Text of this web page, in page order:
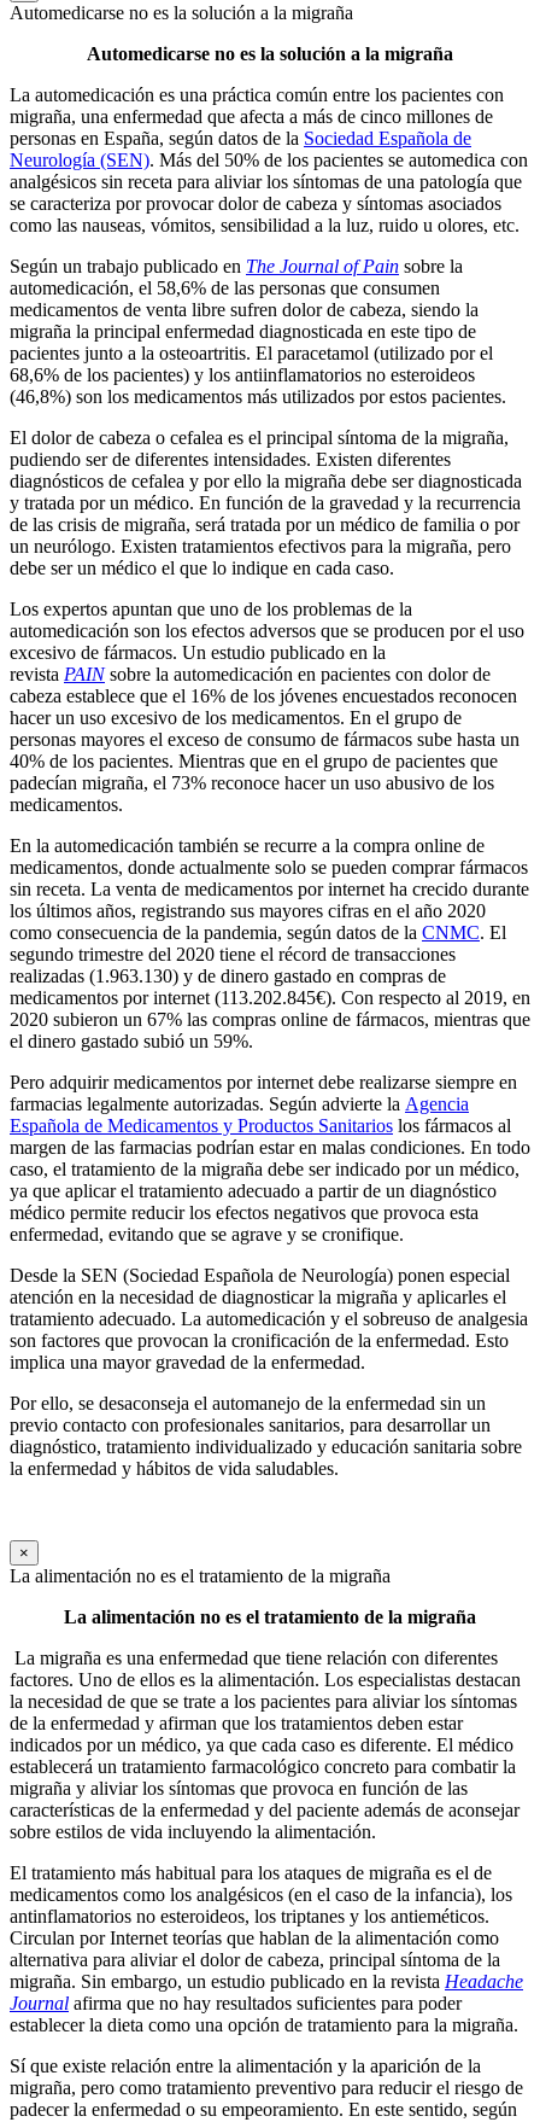
Automedicarse no es la solución a la migraña
Automedicarse no es la solución a la migraña
La automedicación es una práctica común entre los pacientes con
migraña, una enfermedad que afecta a más de cinco millones de
personas en España, según datos de la Sociedad Española de
Neurología (SEN). Más del 50% de los pacientes se automedica con
analgésicos sin receta para aliviar los síntomas de una patología que
se caracteriza por provocar dolor de cabeza y síntomas asociados
como las nauseas, vómitos, sensibilidad a la luz, ruido u olores, etc.
Según un trabajo publicado en The Journal of Pain sobre la
automedicación, el 58,6% de las personas que consumen
medicamentos de venta libre sufren dolor de cabeza, siendo la
migraña la principal enfermedad diagnosticada en este tipo de
pacientes junto a la osteoartritis. El paracetamol (utilizado por el
68,6% de los pacientes) y los antiinflamatorios no esteroideos
(46,8%) son los medicamentos más utilizados por estos pacientes.
El dolor de cabeza o cefalea es el principal síntoma de la migraña,
pudiendo ser de diferentes intensidades. Existen diferentes
diagnósticos de cefalea y por ello la migraña debe ser diagnosticada
y tratada por un médico. En función de la gravedad y la recurrencia
de las crisis de migraña, será tratada por un médico de familia o por
un neurólogo. Existen tratamientos efectivos para la migraña, pero
debe ser un médico el que lo indique en cada caso.
Los expertos apuntan que uno de los problemas de la
automedicación son los efectos adversos que se producen por el uso
excesivo de fármacos. Un estudio publicado en la
revista PAINsobre la automedicación en pacientes con dolor de
cabeza establece que el 16% de los jóvenes encuestados reconocen
hacer un uso excesivo de los medicamentos. En el grupo de
personas mayores el exceso de consumo de fármacos sube hasta un
40% de los pacientes. Mientras que en el grupo de pacientes que
padecían migraña, el 73% reconoce hacer un uso abusivo de los
medicamentos.
En la automedicación también se recurre a la compra online de
medicamentos, donde actualmente solo se pueden comprar fármacos
sin receta. La venta de medicamentos por internet ha crecido durante
los últimos años, registrando sus mayores cifras en el año 2020
como consecuencia de la pandemia, según datos de la CNMC. El
segundo trimestre del 2020 tiene el récord de transacciones
realizadas (1.963.130) y de dinero gastado en compras de
medicamentos por internet (113.202.845€). Con respecto al 2019, en
2020 subieron un 67% las compras online de fármacos, mientras que
el dinero gastado subió un 59%.
Pero adquirir medicamentos por internet debe realizarse siempre en
farmacias legalmente autorizadas. Según advierte la Agencia
Española de Medicamentos y Productos Sanitarios los fármacos al
margen de las farmacias podrían estar en malas condiciones. En todo
caso, el tratamiento de la migraña debe ser indicado por un médico,
ya que aplicar el tratamiento adecuado a partir de un diagnóstico
médico permite reducir los efectos negativos que provoca esta
enfermedad, evitando que se agrave y se cronifique.
Desde la SEN (Sociedad Española de Neurología) ponen especial
atención en la necesidad de diagnosticar la migraña y aplicarles el
tratamiento adecuado. La automedicación y el sobreuso de analgesia
son factores que provocan la cronificación de la enfermedad. Esto
implica una mayor gravedad de la enfermedad.
Por ello, se desaconseja el automanejo de la enfermedad sin un
previo contacto con profesionales sanitarios, para desarrollar un
diagnóstico, tratamiento individualizado y educación sanitaria sobre
la enfermedad y hábitos de vida saludables.
×
La alimentación no es el tratamiento de la migraña
La alimentación no es el tratamiento de la migraña
La migraña es una enfermedad que tiene relación con diferentes
factores. Uno de ellos es la alimentación. Los especialistas destacan
la necesidad de que se trate a los pacientes para aliviar los síntomas
de la enfermedad y afirman que los tratamientos deben estar
indicados por un médico, ya que cada caso es diferente. El médico
establecerá un tratamiento farmacológico concreto para combatir la
migraña y aliviar los síntomas que provoca en función de las
características de la enfermedad y del paciente además de aconsejar
sobre estilos de vida incluyendo la alimentación.
El tratamiento más habitual para los ataques de migraña es el de
medicamentos como los analgésicos (en el caso de la infancia), los
antinflamatorios no esteroideos, los triptanes y los antieméticos.
Circulan por Internet teorías que hablan de la alimentación como
alternativa para aliviar el dolor de cabeza, principal síntoma de la
migraña. Sin embargo, un estudio publicado en la revista Headache
Journal afirma que no hay resultados suficientes para poder
establecer la dieta como una opción de tratamiento para la migraña.
Sí que existe relación entre la alimentación y la aparición de la
migraña, pero como tratamiento preventivo para reducir el riesgo de
padecer la enfermedad o su empeoramiento. En este sentido, según